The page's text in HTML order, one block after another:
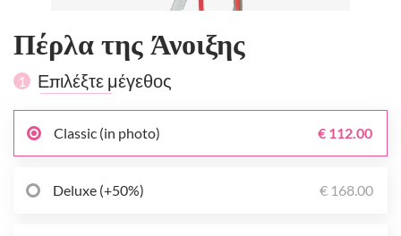
Πέρλα της Άνοιξης
1 Επιλέξτε μέγεθος
Classic (in photo) € 112.00
Deluxe (+50%) € 168.00